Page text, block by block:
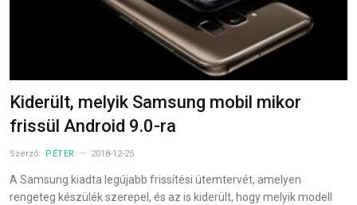
Kiderült, melyik Samsung mobil mikor
frissül Android 9.0-ra
Szerző: PÉTER 2018-12-25
A Samsung kiadta legújabb frissítési ütemtervét, amelyen
rengeteg készülék szerepel, és az is kiderült, hogy melyik modell